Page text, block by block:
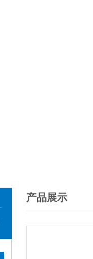
产品展示